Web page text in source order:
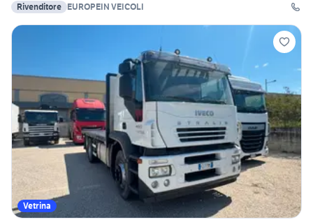
Rivenditore EUROPEIN VEICOLI
Vetrina